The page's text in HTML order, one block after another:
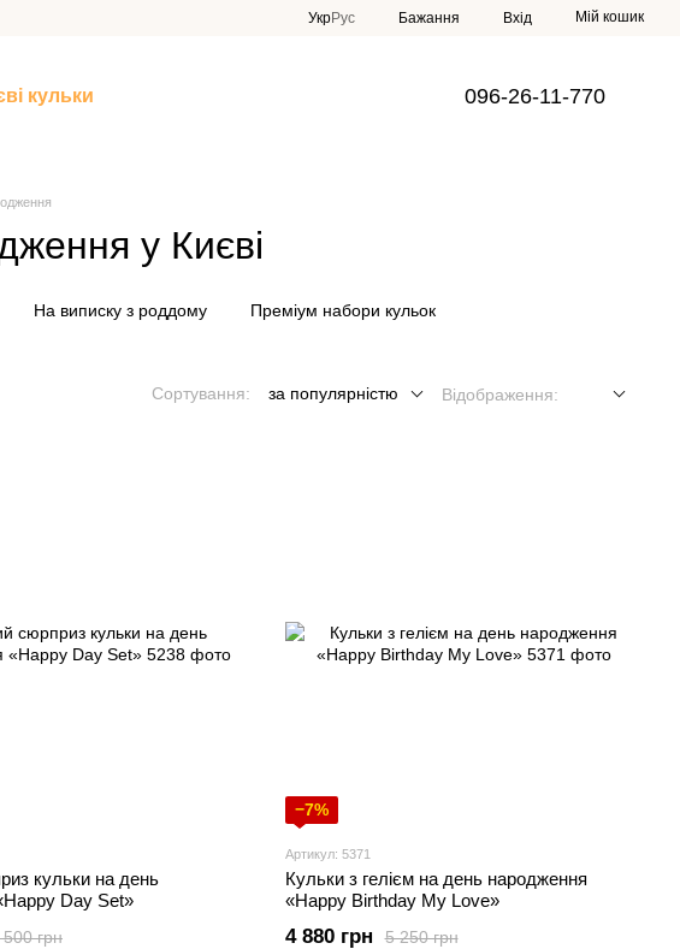
УкрРус Бажання Вхід Мій кошик
кульки 096-26-11-770
у Києві
На виписку з роддому Преміум набори кульок
Сортування: за популярністю Відображення:
кульки на день
Day Set»
грн
−7%
Артикул: 5371
Кульки з гелієм на день народження
«Happy Birthday My Love»
5 250 грн
4 880 грн